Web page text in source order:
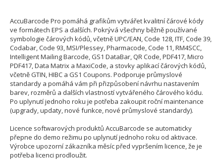
AccuBarcode Pro pomáhá grafikům vytvářet kvalitní čárové kódy
ve formátech EPS a dalších. Pokrývá všechny běžně používané
symbologie čárových kódů, včetně UPC/EAN, Code 128, ITF, Code 39,
Codabar, Code 93, MSI/Plessey, Pharmacode, Code 11, RM4SCC,
Intelligent Mailing Barcode, GS1 DataBar, QR Code, PDF417, Micro
PDF417, Data Matrix a MaxiCode, a stovky aplikací čárových kódů,
včetně GTIN, HIBC a GS1 Coupons. Podporuje průmyslové
standardy a pomáhá vám při přizpůsobení návrhu nastavením
barev, rozměrů a dalších vlastností vytvářeného čárového kódu.
Po uplynutí jednoho roku je potřeba zakoupit roční maintenance
(upgrady, updaty, nové funkce, nové průmyslové standardy).
Licence softwarových produktů AccuBarcode se automaticky
přepne do demo režimu po uplynutí jednoho roku od aktivace.
Výrobce upozorní zákazníka měsíc před vypršením licence, že je
potřeba licenci prodloužit.